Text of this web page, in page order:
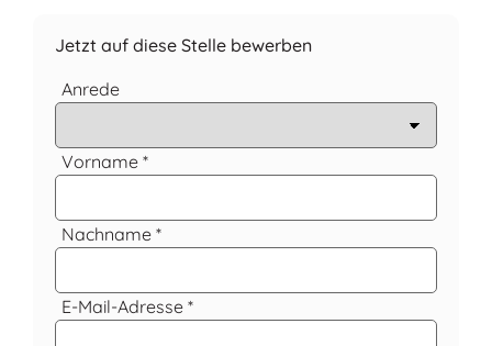
Jetzt auf diese Stelle bewerben
Anrede
Vorname *
Nachname *
E-Mail-Adresse *